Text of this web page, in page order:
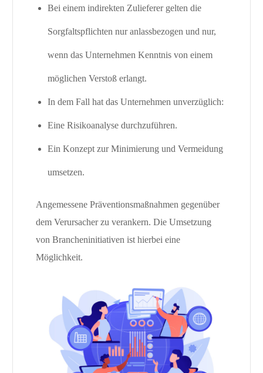
Bei einem indirekten Zulieferer gelten die
Sorgfaltspflichten nur anlassbezogen und nur,
wenn das Unternehmen Kenntnis von einem
möglichen Verstoß erlangt.
In dem Fall hat das Unternehmen unverzüglich:
Eine Risikoanalyse durchzuführen.
Ein Konzept zur Minimierung und Vermeidung
umsetzen.
Angemessene Präventionsmaßnahmen gegenüber
dem Verursacher zu verankern. Die Umsetzung
von Brancheninitiativen ist hierbei eine
Möglichkeit.